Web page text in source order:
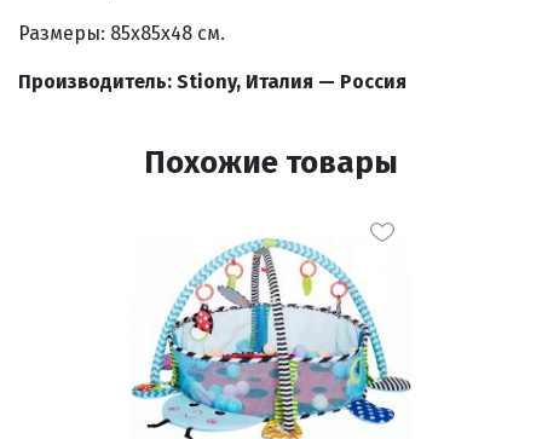
Размеры: 85х85х48 см.
Производитель: Stiony, Италия — Россия
Похожие товары